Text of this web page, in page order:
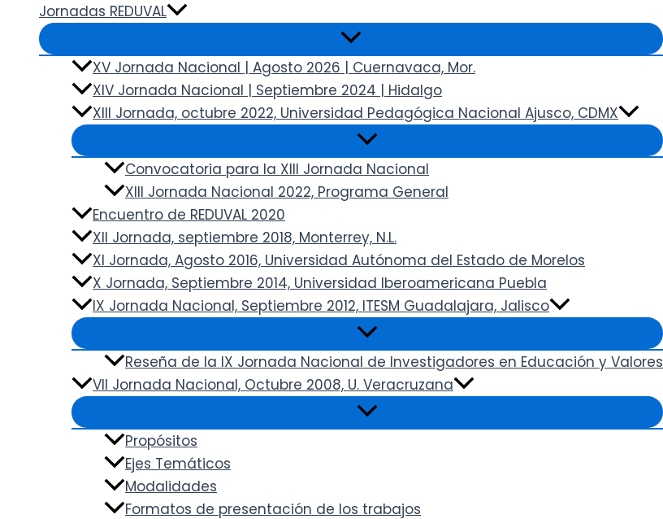
Jornadas REDUVAL
XV Jornada Nacional | Agosto 2026 | Cuernavaca, Mor.
XIV Jornada Nacional | Septiembre 2024 | Hidalgo
XIII Jornada, octubre 2022, Universidad Pedagógica Nacional Ajusco, CDMX
Convocatoria para la XIII Jornada Nacional
XIII Jornada Nacional 2022, Programa General
Encuentro de REDUVAL 2020
XII Jornada, septiembre 2018, Monterrey, N.L.
XI Jornada, Agosto 2016, Universidad Autónoma del Estado de Morelos
X Jornada, Septiembre 2014, Universidad Iberoamericana Puebla
IX Jornada Nacional, Septiembre 2012, ITESM Guadalajara, Jalisco
Reseña de la IX Jornada Nacional de Investigadores en Educación y Valores
VII Jornada Nacional, Octubre 2008, U. Veracruzana
Propósitos
Ejes Temáticos
Modalidades
Formatos de presentación de los trabajos